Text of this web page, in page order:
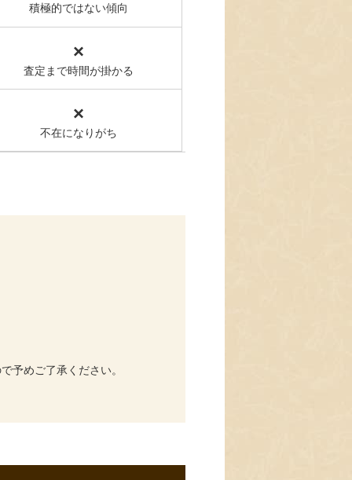
積極的ではない傾向
×
査定まで時間が掛かる
×
不在になりがち
予めご了承ください。